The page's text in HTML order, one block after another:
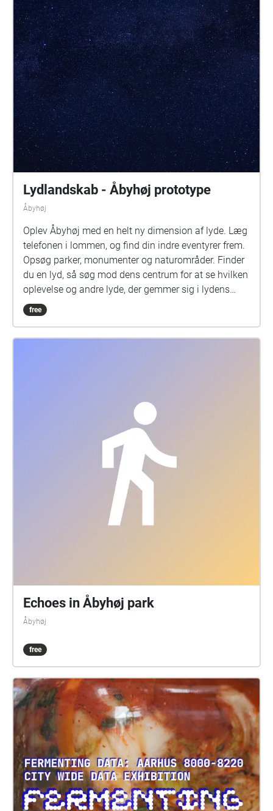
Lydlandskab - Åbyhøj prototype
Åbyhøj
Oplev Åbyhøj med en helt ny dimension af lyde. Læg
telefonen i lommen, og find din indre eventyrer frem.
Opsøg parker, monumenter og naturområder. Finder
du en lyd, så søg mod dens centrum for at se hvilken
oplevelse og andre lyde, der gemmer sig i lydens
centrum.
free
Echoes in Åbyhøj park
Åbyhøj
free